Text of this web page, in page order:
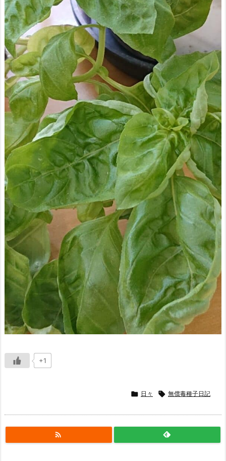
+1
 日々  無償毒種子日記
